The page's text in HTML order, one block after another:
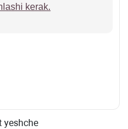
kerak.